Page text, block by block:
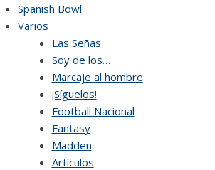
Skip
to
Spanish Bowl
Varios
Las Señas
Soy de los…
Marcaje al hombre
¡Síguelos!
Football Nacional
Fantasy
Madden
Artículos